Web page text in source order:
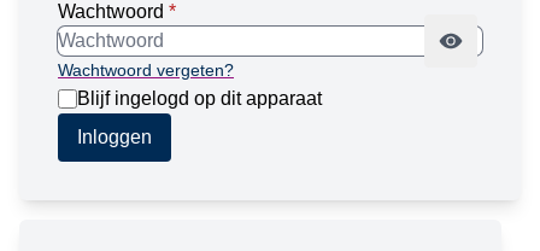
Wachtwoord *
Wachtwoord vergeten?
Blijf ingelogd op dit apparaat
Inloggen